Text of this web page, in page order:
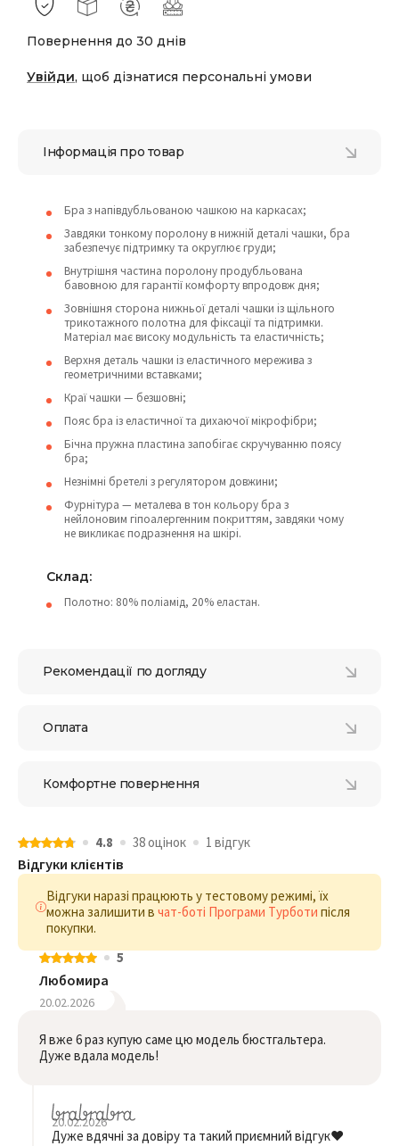
Повернення до 30 днів
Увійди, щоб дізнатися персональні умови
Інформація про товар
Бра з напівдубльованою чашкою на каркасах;
Завдяки тонкому поролону в нижній деталі чашки, бра
забезпечує підтримку та округлює груди;
Внутрішня частина поролону продубльована
бавовною для гарантії комфорту впродовж дня;
Зовнішня сторона нижньої деталі чашки із щільного
трикотажного полотна для фіксації та підтримки.
Матеріал має високу модульність та еластичність;
Верхня деталь чашки із еластичного мережива з
геометричними вставками;
Краї чашки — безшовні;
Пояс бра із еластичної та дихаючої мікрофібри;
Бічна пружна пластина запобігає скручуванню поясу
бра;
Незнімні бретелі з регулятором довжини;
Фурнітура — металева в тон кольору бра з
нейлоновим гіпоалергенним покриттям, завдяки чому
не викликає подразнення на шкірі.
Склад:
Полотно: 80% поліамід, 20% еластан.
Рекомендації по догляду
Оплата
Комфортне повернення
4.8 38 оцiнок 1 відгук
Відгуки клієнтів
Відгуки наразі працюють у тестовому режимі, їх
можна залишити в чат-боті Програми Турботи після
покупки.
5
Любомира
20.02.2026
Я вже 6 раз купую саме цю модель бюстгальтера.
Дуже вдала модель!
20.02.2026
Дуже вдячні за довіру та такий приємний відгук❤️